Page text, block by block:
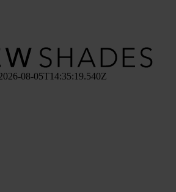
08-05T14:35:19.540Z